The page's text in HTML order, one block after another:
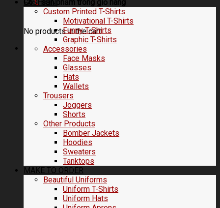
Có0 sản phẩm trong giỏ hàng
No products in the cart.
FASHION
Custom Printed T-Shirts
Motivational T-Shirts
Funny T-Shirts
Graphic T-Shirts
Accessories
Face Masks
Glasses
Hats
Wallets
Trousers
Joggers
Shorts
Other Products
Bomber Jackets
Hoodies
Sweaters
Tanktops
MAKE TO ORDER
Beautiful Uniforms
Uniform T-Shirts
Uniform Hats